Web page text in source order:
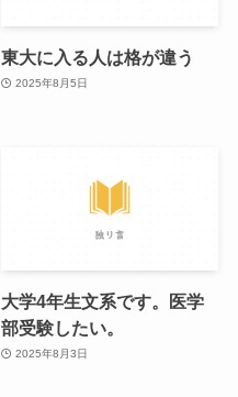
東大に入る人は格が違う
2025年8月5日
大学4年生文系です。医学
部受験したい。
2025年8月3日